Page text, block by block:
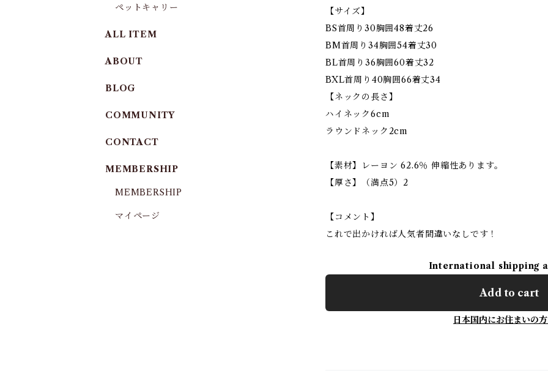
【サイズ】
BS首周り30胸囲48着丈26
BM首周り34胸囲54着丈30
BL首周り36胸囲60着丈32
BXL首周り40胸囲66着丈34
【ネックの長さ】
ハイネック6cm
ラウンドネック2cm
【素材】レーヨン 62.6％ 伸縮性あります。
【厚さ】（満点5）2
【コメント】
これで出かければ人気者間違いなしです！
International shipping
Add to cart
日本国内にお住まいの
ペットキャリー
ALL ITEM
ABOUT
BLOG
COMMUNITY
CONTACT
MEMBERSHIP
MEMBERSHIP
マイページ